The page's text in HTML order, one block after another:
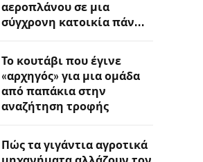
αεροπλάνου σε μια
σύγχρονη κατοικία πάνω
Το κουτάβι που έγινε
«αρχηγός» για μια ομάδα
από παπάκια στην
αναζήτηση τροφής
Πώς τα γιγάντια αγροτικά